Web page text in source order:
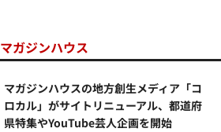
マガジンハウス
マガジンハウスの地方創生メディア「コ
ロカル」がサイトリニューアル、都道府
県特集やYouTube芸人企画を開始